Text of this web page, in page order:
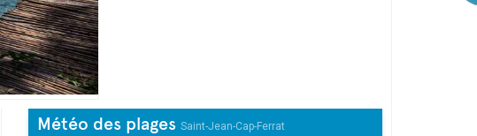
Météo des plages Saint-Jean-Cap-Ferrat